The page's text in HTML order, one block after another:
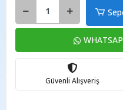
Güvenli Alışveriş